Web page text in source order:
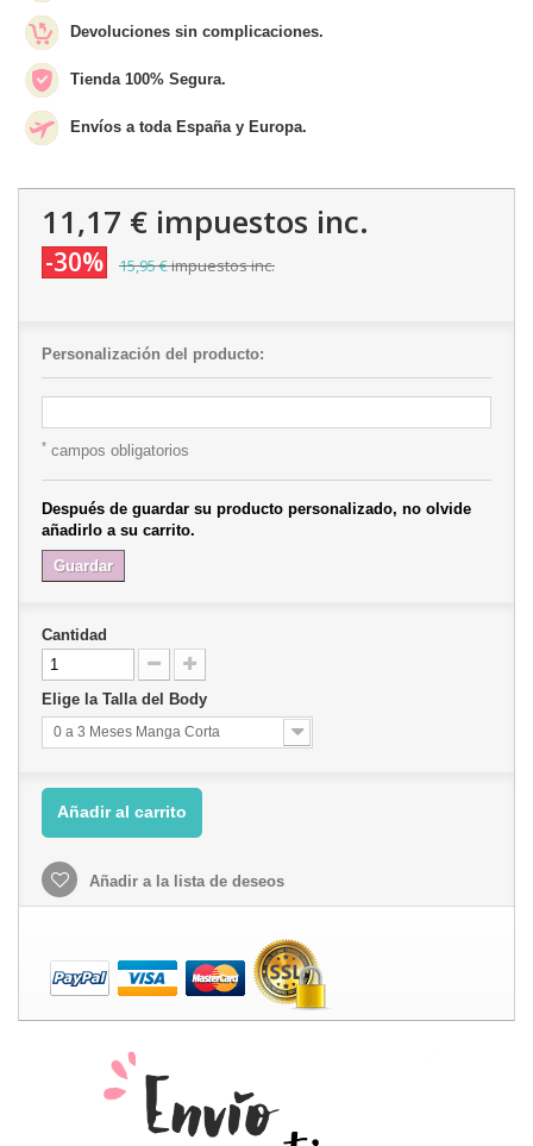
Devoluciones sin complicaciones.
Tienda 100% Segura.
Envíos a toda España y Europa.
11,17 € impuestos inc.
-30% 15,95 €impuestos inc.
Personalización del producto:
* campos obligatorios
Después de guardar su producto personalizado, no olvide
añadirlo a su carrito.
Guardar
Cantidad
Elige la Talla del Body
0 a 3 Meses Manga Corta
Añadir al carrito
Añadir a la lista de deseos